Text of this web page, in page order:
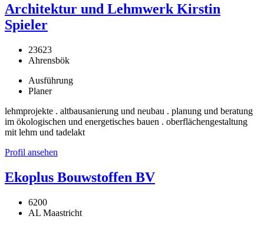
Architektur und Lehmwerk Kirstin
Spieler
23623
Ahrensbök
Ausführung
Planer
lehmprojekte . altbausanierung und neubau . planung und beratung
im ökologischen und energetisches bauen . oberflächengestaltung
mit lehm und tadelakt
Profil ansehen
Ekoplus Bouwstoffen BV
6200
AL Maastricht